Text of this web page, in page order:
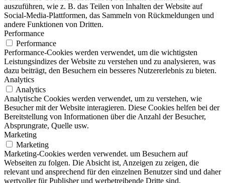
auszuführen, wie z. B. das Teilen von Inhalten der Website auf
Social-Media-Plattformen, das Sammeln von Rückmeldungen und
andere Funktionen von Dritten.
Performance
Performance
Performance-Cookies werden verwendet, um die wichtigsten
Leistungsindizes der Website zu verstehen und zu analysieren, was
dazu beiträgt, den Besuchern ein besseres Nutzererlebnis zu bieten.
Analytics
Analytics
Analytische Cookies werden verwendet, um zu verstehen, wie
Besucher mit der Website interagieren. Diese Cookies helfen bei der
Bereitstellung von Informationen über die Anzahl der Besucher,
Absprungrate, Quelle usw.
Marketing
Marketing
Marketing-Cookies werden verwendet. um Besuchern auf
Webseiten zu folgen. Die Absicht ist, Anzeigen zu zeigen, die
relevant und ansprechend für den einzelnen Benutzer sind und daher
wertvoller für Publisher und werbetreibende Dritte sind.